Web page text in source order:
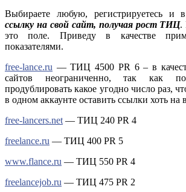
Выбираете любую, регистрируетесь и
ссылку на свой сайт, получая рост ТИЦ.
это поле. Приведу в качестве
показателями.
free-lance.ru — ТИЦ 4500 PR 6 – в
сайтов неограниченно, так как
продублировать какое угодно число раз,
в одном аккаунте оставить ссылки хоть на
free-lancers.net — ТИЦ 240 PR 4
freelance.ru — ТИЦ 400 PR 5
www.flance.ru — ТИЦ 550 PR 4
freelancejob.ru — ТИЦ 475 PR 2